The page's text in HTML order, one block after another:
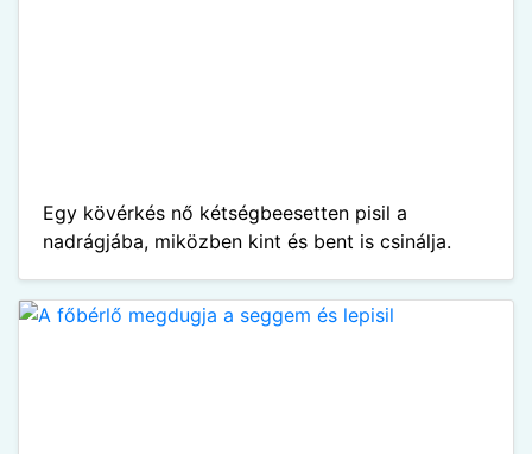
Egy kövérkés nő kétségbeesetten pisil a
nadrágjába, miközben kint és bent is csinálja.